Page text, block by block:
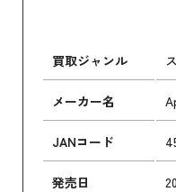
買取ジャンル
メーカー名
JANコード
発売日